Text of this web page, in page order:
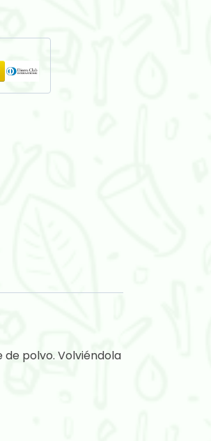
polvo. Volviéndola